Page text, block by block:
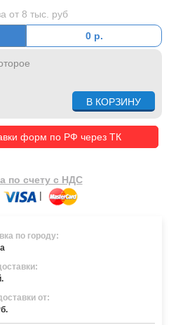
от 8 тыс. руб
0 р.
форм по РФ через ТК
по счету с НДС
|
по городу:
от: